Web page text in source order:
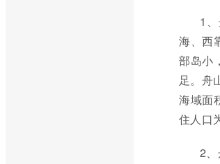
1
海、西
部岛小
足。舟
海域面
住人口
2